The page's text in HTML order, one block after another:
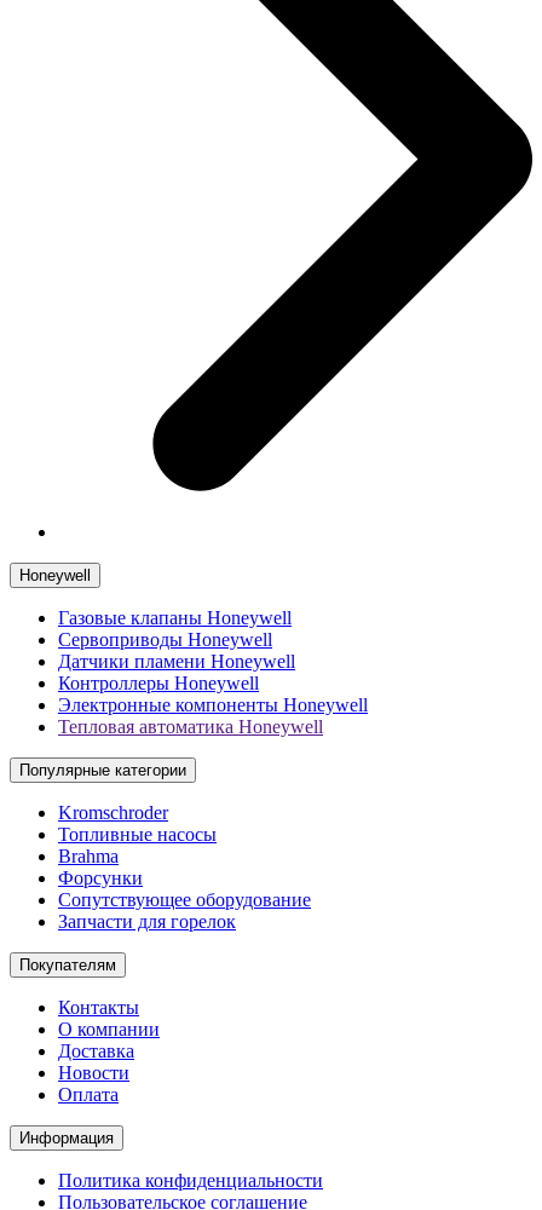
Honeywell
Газовые клапаны Honeywell
Сервоприводы Honeywell
Датчики пламени Honeywell
Контроллеры Honeywell
Электронные компоненты Honeywell
Тепловая автоматика Honeywell
Популярные категории
Kromschroder
Топливные насосы
Brahma
Форсунки
Сопутствующее оборудование
Запчасти для горелок
Покупателям
Контакты
О компании
Доставка
Новости
Оплата
Информация
Политика конфиденциальности
Пользовательское соглашение